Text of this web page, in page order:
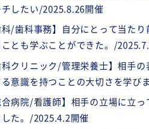
チしたい/2025.8.26開催
科/歯科事務】自分にとって当た
ことも学ぶことができた。/
科クリニック/管理栄養士】相手
意識を持つことの大切さを学び
合病院/看護師】相手の立場に立
した。/2025.4.2開催